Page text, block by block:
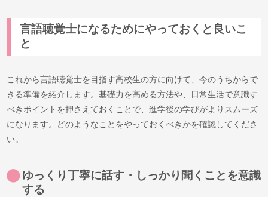
言語聴覚士になるためにやっておくと良いこ
と
これから言語聴覚士を目指す高校生の方に向けて、今のうちからで
きる準備を紹介します。基礎力を高める方法や、日常生活で意識す
べきポイントを押さえておくことで、進学後の学びがよりスムーズ
になります。どのようなことをやっておくべきかを確認してくださ
い。
ゆっくり丁寧に話す・しっかり聞くことを意識
する